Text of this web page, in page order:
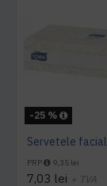
-25 %
PRP 9,35 lei
7,03 lei + TVA